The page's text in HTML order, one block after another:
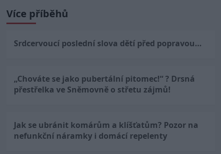
Více příběhů
Srdcervoucí poslední slova dětí před popravou…
„Chováte se jako pubertální pitomec!“ ? Drsná
přestřelka ve Sněmovně o střetu zájmů!
Jak se ubránit komárům a klíšťatům? Pozor na
nefunkční náramky i domácí repelenty